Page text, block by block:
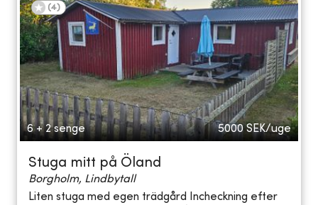
(4)
6 + 2 senge 5000 SEK/uge
Stuga mitt på Öland
Borgholm, Lindbytall
Liten stuga med egen trädgård Incheckning efter